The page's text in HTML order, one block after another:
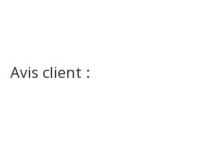
Avis client :